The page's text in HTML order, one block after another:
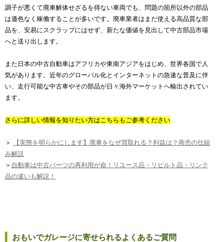
調子が悪くて廃車解体せざるを得ない車両でも、問題の箇所以外の部品
は遜色なく稼働することが多いです。廃車業者はまだ使える高品質な部
品を、安易にスクラップにはせず、新たな価値を見出して中古部品市場
へと送り出します。
また日本の中古自動車はアフリカや東南アジアをはじめ、世界各国で人
気があります。近年のグローバル化とインターネットの急速な普及に伴
い、走行可能な中古車やその部品が日々海外マーケットへ輸出されてい
ます。
さらに詳しい情報を知りたい方はこちらもご参考ください
＞
【実態を明らかにします】廃車をなぜ買取れる？利益は？商売の仕組
み解説
＞ 自動車は中古パーツの再利用が命！リユース品・リビルト品・リンク
品の違いも解説！
おもいでガレージに寄せられるよくあるご質問